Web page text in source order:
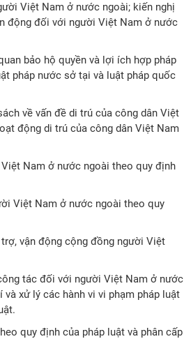
Việt Nam ở nước ngoài; kiến nghị
động đối với người Việt Nam ở nước
bảo hộ quyền và lợi ích hợp pháp
pháp nước sở tại và luật pháp quốc
về vấn đề di trú của công dân Việt
động di trú của công dân Việt Nam
Nam ở nước ngoài theo quy định
Việt Nam ở nước ngoài theo quy
vận động cộng đồng người Việt
tác đối với người Việt Nam ở nước
xử lý các hành vi vi phạm pháp luật
quy định của pháp luật và phân cấp